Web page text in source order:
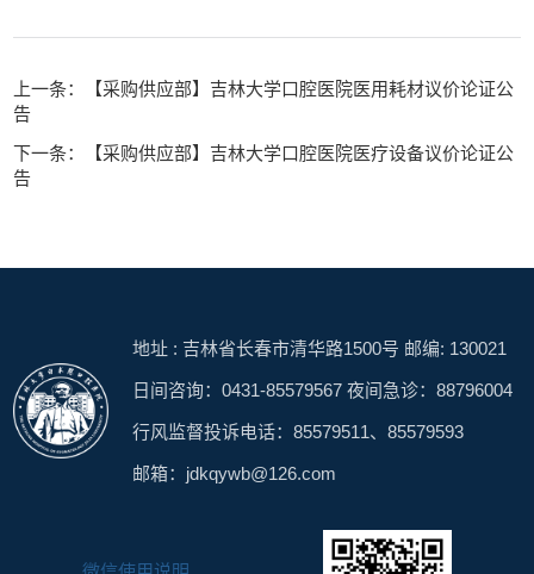
上一条：【采购供应部】吉林大学口腔医院医用耗材议价论证公
告
下一条：【采购供应部】吉林大学口腔医院医疗设备议价论证公
告
地址 : 吉林省长春市清华路1500号 邮编: 130021
日间咨询：0431-85579567 夜间急诊：88796004
行风监督投诉电话：85579511、85579593
邮箱：jdkqywb@126.com